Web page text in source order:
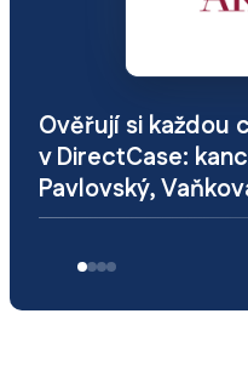
Ověřují si každou
v DirectCase:
Pavlovský,